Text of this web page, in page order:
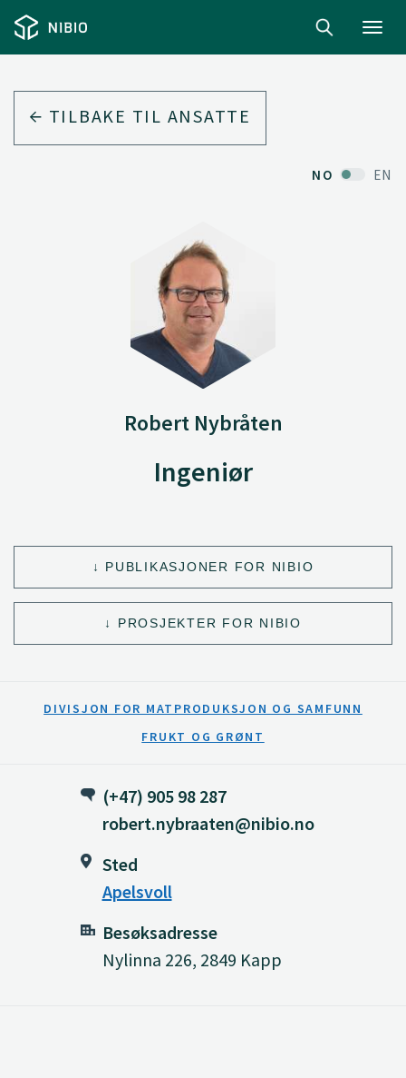
TILBAKE TIL ANSATTE
NO EN
Robert Nybråten
Ingeniør
PUBLIKASJONER FOR NIBIO
PROSJEKTER FOR NIBIO
DIVISJON FOR MATPRODUKSJON OG SAMFUNN
FRUKT OG GRØNT
(+47) 905 98 287
robert.nybraaten@nibio.no
Sted
Apelsvoll
Besøksadresse
Nylinna 226, 2849 Kapp